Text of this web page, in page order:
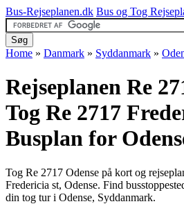
Bus-Rejseplanen.dk Bus og Tog
Home » Danmark » Syddanmark »
Rejseplanen Re
Tog Re 2717
Busplan for
Tog Re 2717 Odense på kort og
Fredericia st, Odense. Find
din tog tur i Odense, Syddanmark.